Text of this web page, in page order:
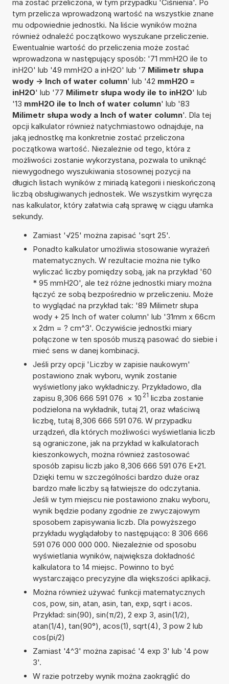
ma zostać przeliczona, w tym przypadku 'Ciśnienia'. Po
tym przelicza wprowadzoną wartość na wszystkie znane
mu odpowiednie jednostki. Na liście wyników można
również odnaleźć początkowo wyszukane przeliczenie.
Ewentualnie wartość do przeliczenia może zostać
wprowadzona w następujący sposób: '71 mmH2O ile to
inH2O' lub '49 mmH2O a inH2O' lub '7 Milimetr słupa
wody -> Inch of water column' lub '42 mmH2O =
inH2O' lub '77 Milimetr słupa wody ile to inH2O' lub
'13 mmH2O ile to Inch of water column' lub '83
Milimetr słupa wody a Inch of water column'. Dla tej
opcji kalkulator również natychmiastowo odnajduje, na
jaką jednostkę ma konkretnie zostać przeliczona
początkowa wartość. Niezależnie od tego, która z
możliwości zostanie wykorzystana, pozwala to uniknąć
niewygodnego wyszukiwania stosownej pozycji na
długich listach wyników z miriadą kategorii i nieskończoną
liczbą obsługiwanych jednostek. We wszystkim wyręcza
nas kalkulator, który załatwia całą sprawę w ciągu ułamka
sekundy.
Zamiast '√25' można zapisać 'sqrt 25'.
Ponadto kalkulator umożliwia stosowanie wyrażeń
matematycznych. W rezultacie można nie tylko
wyliczać liczby pomiędzy sobą, jak na przykład '60
* 95 mmH2O', ale też różne jednostki miary można
łączyć ze sobą bezpośrednio w przeliczeniu. Może
to wyglądać na przykład tak: '89 Milimetr słupa
wody + 25 Inch of water column' lub '31mm x 66cm
x 2dm = ? cm^3'. Oczywiście jednostki miary
połączone w ten sposób muszą pasować do siebie i
mieć sens w danej kombinacji.
Jeśli przy opcji 'Liczby w zapisie naukowym'
postawiono znak wyboru, wynik zostanie
wyświetlony jako wykładniczy. Przykładowo, dla
zapisu 8,306 666 591 076 × 10 21 liczba zostanie
podzielona na wykładnik, tutaj 21, oraz właściwą
liczbę, tutaj 8,306 666 591 076. W przypadku
urządzeń, dla których możliwości wyświetlania liczb
są ograniczone, jak na przykład w kalkulatorach
kieszonkowych, można również zastosować
sposób zapisu liczb jako 8,306 666 591 076 E+21.
Dzięki temu w szczególności bardzo duże oraz
bardzo małe liczby są łatwiejsze do odczytania.
Jeśli w tym miejscu nie postawiono znaku wyboru,
wynik będzie podany zgodnie ze zwyczajowym
sposobem zapisywania liczb. Dla powyższego
przykładu wyglądałoby to następująco: 8 306 666
591 076 000 000 000. Niezależnie od sposobu
wyświetlania wyników, największa dokładność
kalkulatora to 14 miejsc. Powinno to być
wystarczająco precyzyjne dla większości aplikacji.
Można również używać funkcji matematycznych
cos, pow, sin, atan, asin, tan, exp, sqrt i acos.
Przykład: sin(90), sin(π/2), 2 exp 3, asin(1/2),
atan(1/4), tan(90°), acos(1), sqrt(4), 3 pow 2 lub
cos(pi/2)
Zamiast '4^3' można zapisać '4 exp 3' lub '4 pow
3'.
W razie potrzeby wynik można zaokrąglić do